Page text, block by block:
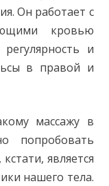
Он работает с
кровью
и
в правой и
массажу в
попробовать
является
нашего тела.